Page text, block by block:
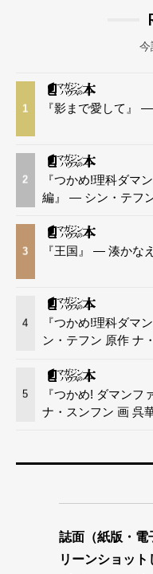
今
1 『影まで愛して』
2
『つかめ!理科ダマ
編』 — シン・テフ
3 『王国』 — 湊かな
4
『つかめ!理科ダマ
ン・テフン 原作 ナ
5
『つかめ! ダマン
ナ・スンフン 画 呉
誌面（紙版・電
リーンショッ